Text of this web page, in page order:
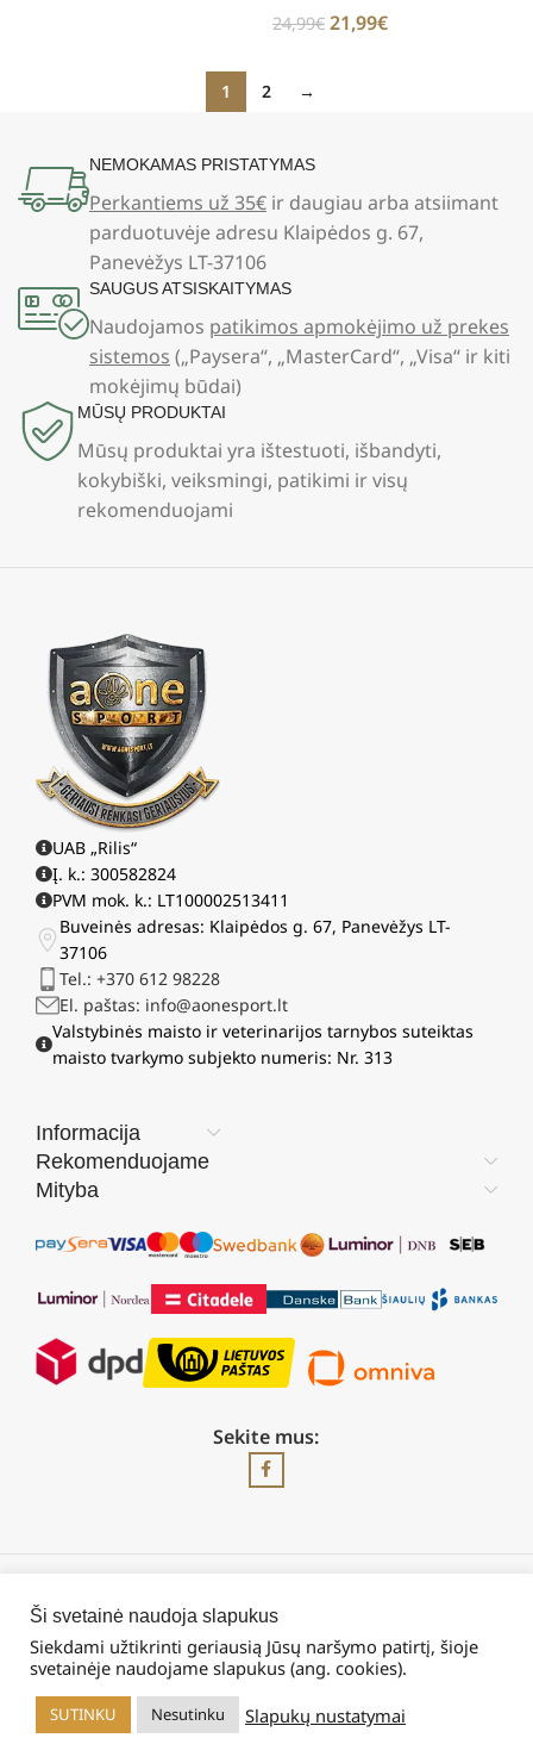
24,99€ 21,99€
1 2 →
NEMOKAMAS PRISTATYMAS
Perkantiems už 35€ ir daugiau arba atsiimant
parduotuvėje adresu Klaipėdos g. 67,
Panevėžys LT-37106
SAUGUS ATSISKAITYMAS
Naudojamos patikimos apmokėjimo už prekes
sistemos („Paysera“, „MasterCard“, „Visa“ ir kiti
mokėjimų būdai)
MŪSŲ PRODUKTAI
Mūsų produktai yra ištestuoti, išbandyti,
kokybiški, veiksmingi, patikimi ir visų
rekomenduojami
UAB „Rilis“
Į. k.: 300582824
PVM mok. k.: LT100002513411
Buveinės adresas: Klaipėdos g. 67, Panevėžys LT-
37106
Tel.: +370 612 98228
El. paštas: info@aonesport.lt
Valstybinės maisto ir veterinarijos tarnybos suteiktas
maisto tvarkymo subjekto numeris: Nr. 313
Informacija
Rekomenduojame
Mityba
Sekite mus:
2026 © Visos teisės saugomos | UAB „Rilis“
Ši svetainė naudoja slapukus
Siekdami užtikrinti geriausią Jūsų naršymo patirtį, šioje
svetainėje naudojame slapukus (ang. cookies).
SUTINKU Nesutinku Slapukų nustatymai